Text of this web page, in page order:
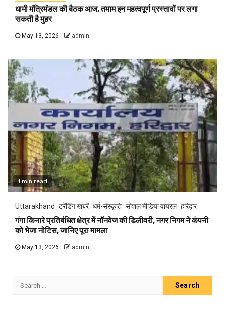
धामी मंत्रिमंडल की बैठक आज, तमाम इन महत्वपूर्ण प्रस्तावों पर लगा
सकती है मुहर
May 13, 2026 admin
1 min read
Uttarakhand ट्रेंडिंग खबरें धर्म-संस्कृति सोशल मीडिया वायरल हरिद्वार
गंगा किनारे प्रतिबंधित क्षेत्र में नॉनवेज की डिलीवरी, नगर निगम ने कंपनी
को भेजा नोटिस, जानिए पूरा मामला
May 13, 2026 admin
Search